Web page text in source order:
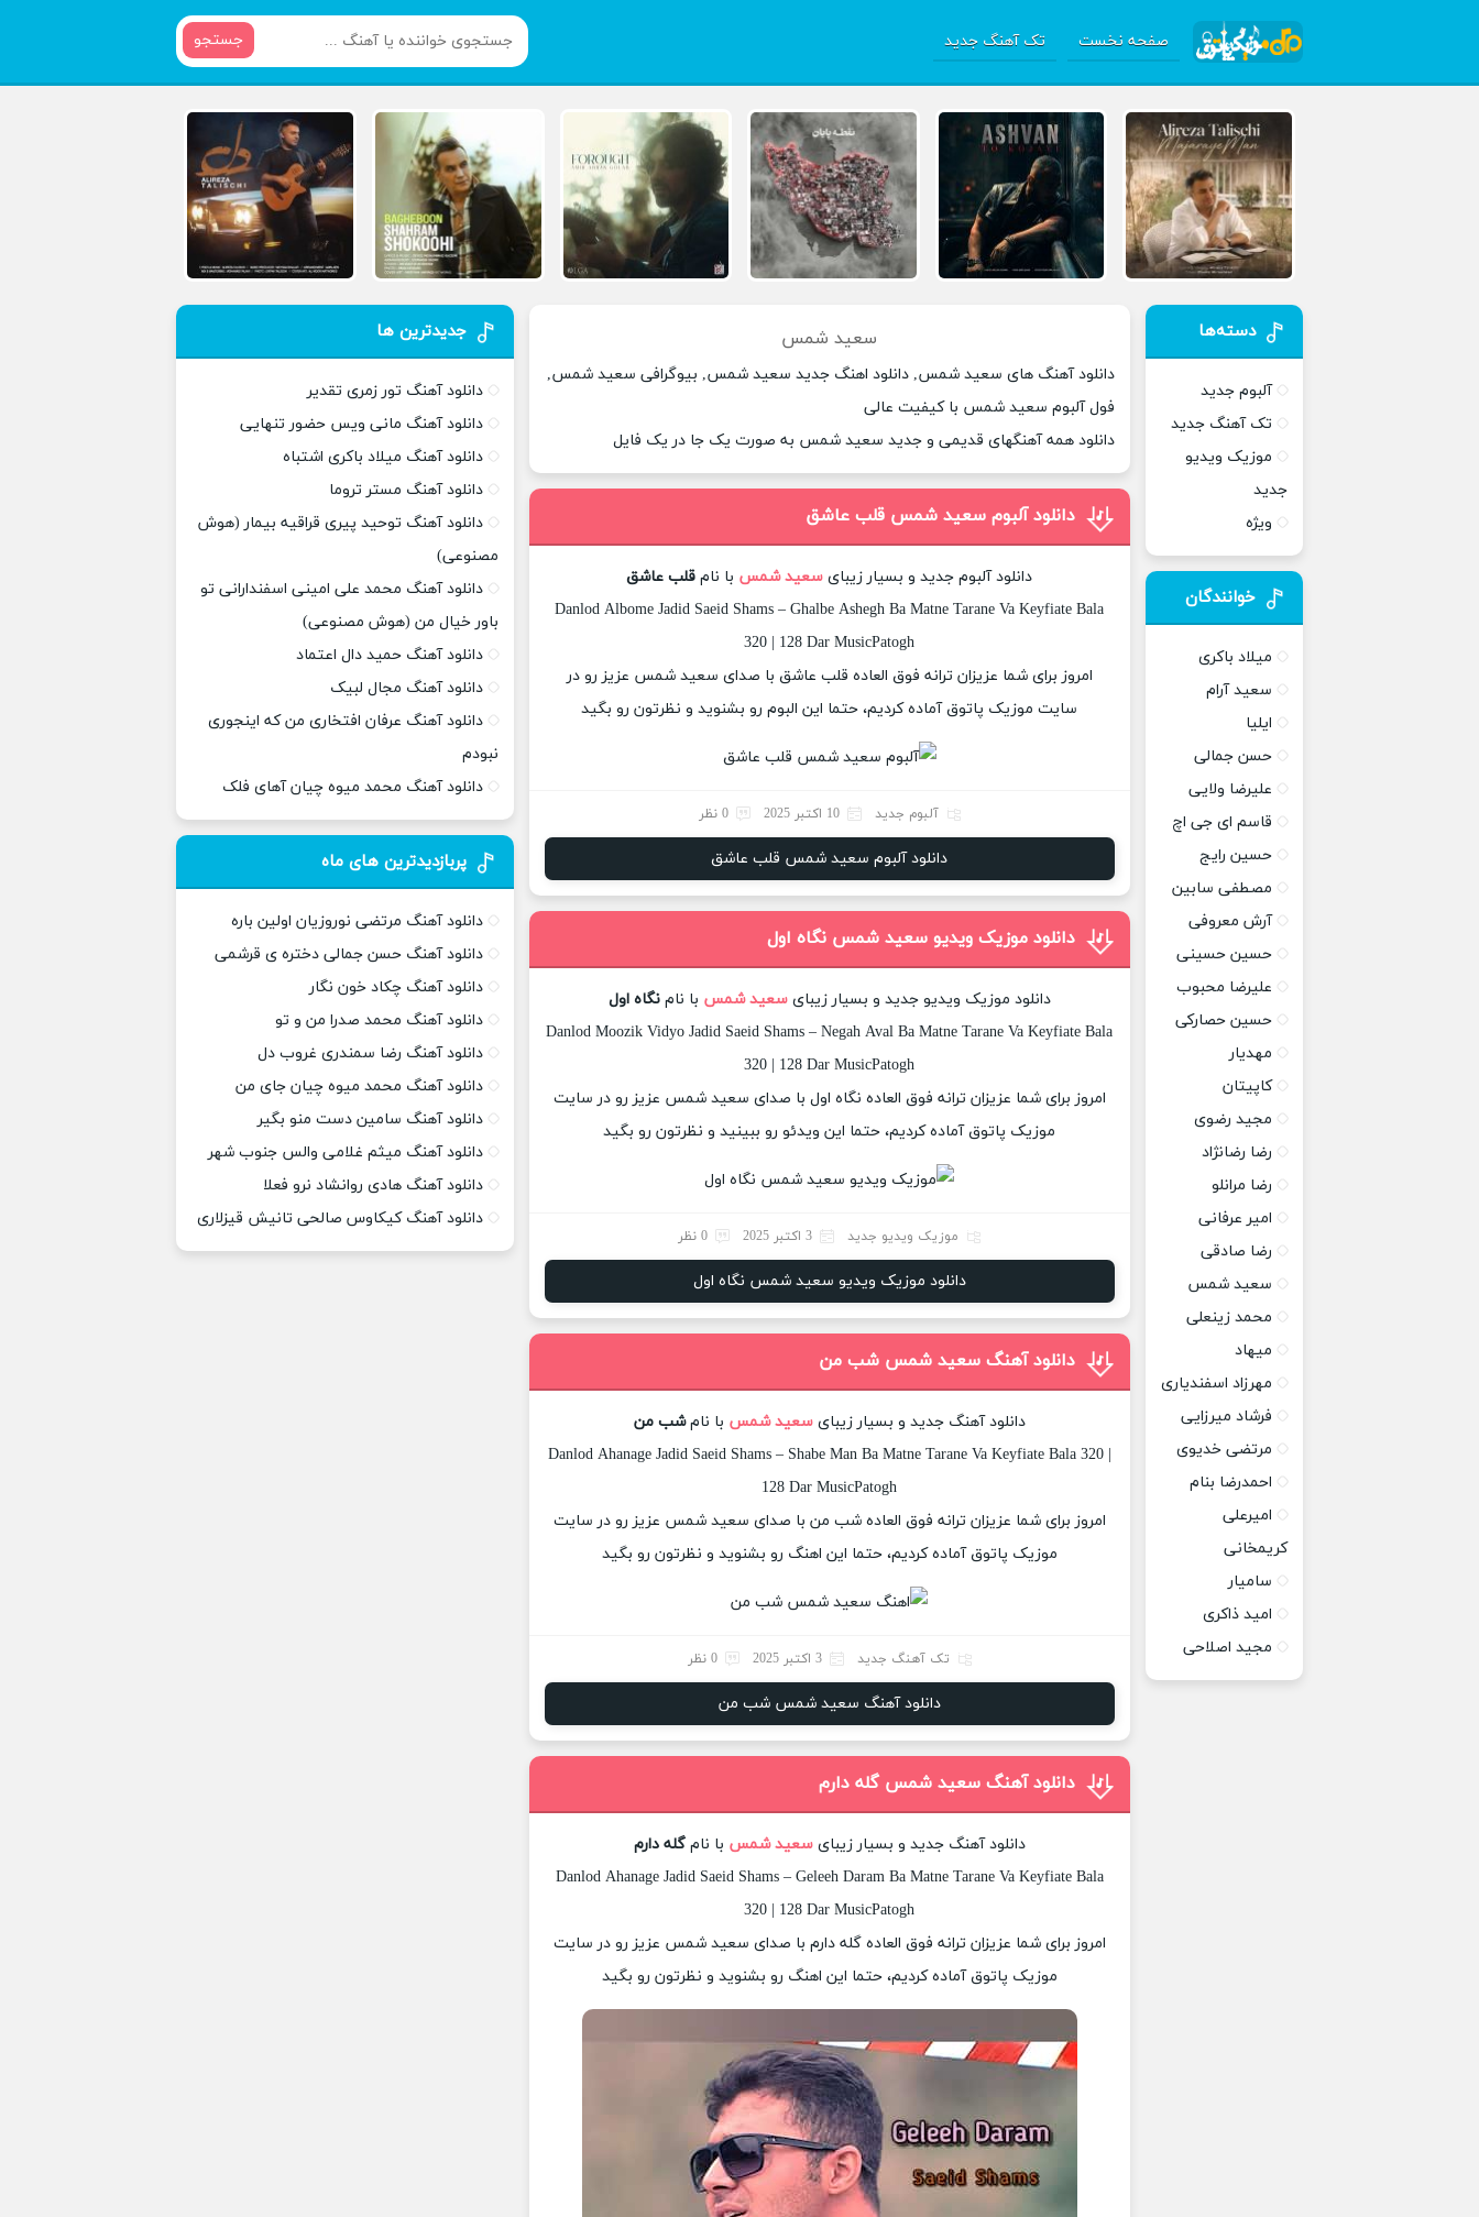
صفحه نخست تک آهنگ جدید جستجو
سعید شمس
دانلود آهنگ های سعید شمس, دانلود اهنگ جدید سعید شمس, بیوگرافی سعید شمس,
فول آلبوم سعید شمس با کیفیت عالی
دانلود همه آهنگهای قدیمی و جدید سعید شمس به صورت یک جا در یک فایل
دانلود آلبوم سعید شمس قلب عاشق
دانلود آلبوم جدید و بسیار زیبای سعید شمس با نام قلب عاشق
Danlod Albome Jadid Saeid Shams – Ghalbe Ashegh Ba Matne Tarane Va Keyfiate Bala
320 | 128 Dar MusicPatogh
امروز برای شما عزیزان ترانه فوق العاده قلب عاشق با صدای سعید شمس عزیز رو در
سایت موزیک پاتوق آماده کردیم، حتما این البوم رو بشنوید و نظرتون رو بگید
آلبوم جدید 10 اکتبر 2025 0 نظر
دانلود آلبوم سعید شمس قلب عاشق
دانلود موزیک ویدیو سعید شمس نگاه اول
دانلود موزیک ویدیو جدید و بسیار زیبایسعید شمس با نامنگاه اول
Danlod Moozik Vidyo Jadid Saeid Shams – Negah Aval Ba Matne Tarane Va Keyfiate Bala
320 | 128 Dar MusicPatogh
امروز برای شما عزیزان ترانه فوق العاده نگاه اول با صدای سعید شمس عزیز رو در سایت
موزیک پاتوق آماده کردیم، حتما این ویدئو رو ببینید و نظرتون رو بگید
موزیک ویدیو جدید 3 اکتبر 2025 0 نظر
دانلود موزیک ویدیو سعید شمس نگاه اول
دانلود آهنگ سعید شمس شب من
دانلود آهنگ جدید و بسیار زیبایسعید شمس با نامشب من
Danlod Ahanage Jadid Saeid Shams – Shabe Man Ba Matne Tarane Va Keyfiate Bala 320 |
128 Dar MusicPatogh
امروز برای شما عزیزان ترانه فوق العاده شب من با صدای سعید شمس عزیز رو در سایت
موزیک پاتوق آماده کردیم، حتما این اهنگ رو بشنوید و نظرتون رو بگید
تک آهنگ جدید 3 اکتبر 2025 0 نظر
دانلود آهنگ سعید شمس شب من
دانلود آهنگ سعید شمس گله دارم
دانلود آهنگ جدید و بسیار زیبایسعید شمس با نامگله دارم
Danlod Ahanage Jadid Saeid Shams – Geleeh Daram Ba Matne Tarane Va Keyfiate Bala
320 | 128 Dar MusicPatogh
امروز برای شما عزیزان ترانه فوق العاده گله دارم با صدای سعید شمس عزیز رو در سایت
موزیک پاتوق آماده کردیم، حتما این اهنگ رو بشنوید و نظرتون رو بگید
دسته‌ها
آلبوم جدید
تک آهنگ جدید
موزیک ویدیو
جدید
ویژه
خوانندگان
میلاد باکری
سعید آرام
ایلیا
حسن جمالی
علیرضا ولایی
قاسم ای جی اچ
حسین رایج
مصطفی سابین
آرش معروفی
حسین حسینی
علیرضا محبوب
حسین حصارکی
مهدیار
کاپیتان
مجید رضوی
رضا رضانژاد
رضا مرانلو
امیر عرفانی
رضا صادقی
سعید شمس
محمد زینعلی
میهاد
مهرزاد اسفندیاری
فرشاد میرزایی
مرتضی خدیوی
احمدرضا بنام
امیرعلی
کریمخانی
سامیار
امید ذاکری
مجید اصلاحی
جدیدترین ها
دانلود آهنگ تور زمری تقدیر
دانلود آهنگ مانی ویس حضور تنهایی
دانلود آهنگ میلاد باکری اشتباه
دانلود آهنگ مستر تروما
دانلود آهنگ توحید پیری قراقیه بیمار (هوش
مصنوعی)
دانلود آهنگ محمد علی امینی اسفندارانی تو
باور خیال من (هوش مصنوعی)
دانلود آهنگ حمید دال اعتماد
دانلود آهنگ مجال لبیک
دانلود آهنگ عرفان افتخاری من که اینجوری
نبودم
دانلود آهنگ محمد میوه چیان آهای فلک
پربازدیدترین های ماه
دانلود آهنگ مرتضی نوروزیان اولین باره
دانلود آهنگ حسن جمالی دختره ی قرشمی
دانلود آهنگ چکاد خون نگار
دانلود آهنگ محمد صدرا من و تو
دانلود آهنگ رضا سمندری غروب دل
دانلود آهنگ محمد میوه چیان جای من
دانلود آهنگ سامین دست منو بگیر
دانلود آهنگ میثم غلامی والس جنوب شهر
دانلود آهنگ هادی روانشاد نرو فعلا
دانلود آهنگ کیکاوس صالحی تانیش قیزلاری